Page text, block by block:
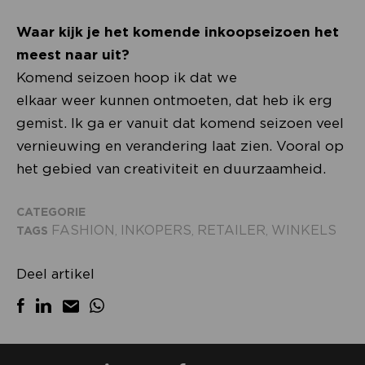
Waar kijk je het komende inkoopseizoen het
meest naar uit?
Komend seizoen hoop ik dat we
elkaar weer kunnen ontmoeten, dat heb ik erg
gemist. Ik ga er vanuit dat komend seizoen veel
vernieuwing en verandering laat zien. Vooral op
het gebied van creativiteit en duurzaamheid.
CATEGORIE
TAGS FASHION , INKOPERS, RETAILER, WINKELS
Deel artikel